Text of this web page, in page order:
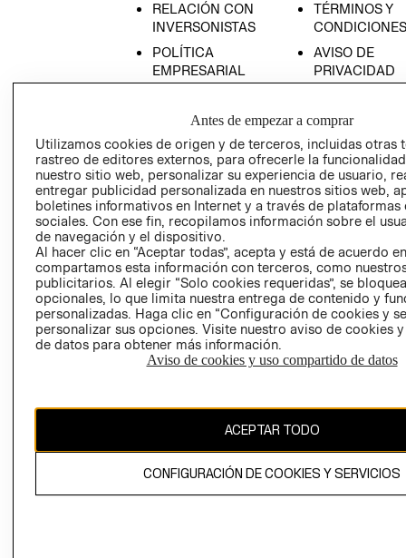
RELACIÓN CON
INVERSONISTAS
POLÍTICA
EMPRESARIAL
TÉRMINOS Y
CONDICIONES
AVISO DE
PRIVACIDAD
AVISO DE
COOKIES
LIBRO DE
Ecuador ($)
CAMBIAR REGIÓN
El contenido de esta página web está protegido por copyright y es
propiedad de H&M Hennes & Mauritz AB.
Antes de empezar a comprar
Utilizamos cookies de origen y de terceros, incluidas otras
rastreo de editores externos, para ofrecerle la
nuestro sitio web, personalizar su experiencia de usuario,
entregar publicidad personalizada en nuestros sitios web,
boletines informativos en Internet y a través de plataformas
sociales. Con ese fin, recopilamos información sobre el
de navegación y el dispositivo.
Al hacer clic en “Aceptar todas”, acepta y está de acuerdo
compartamos esta información con terceros, como
publicitarios. Al elegir “Solo cookies requeridas”, se
opcionales, lo que limita nuestra entrega de contenido y
personalizadas. Haga clic en “Configuración de cookies y
personalizar sus opciones. Visite nuestro aviso de cookies
de datos para obtener más información.
Aviso de cookies y uso compartido de datos
ACEPTAR TODO
CONFIGURACIÓN DE COOKIES Y SERVICIOS